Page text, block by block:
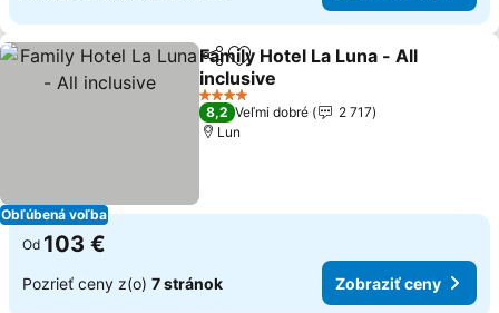
Obľúbená voľba
ZdieľaťPridať do obľúbených
Family Hotel La Luna - All
inclusive
4 Počet hviezdičiek
8,2 Veľmi dobré
2 717
Lun
Od 103 €
Pozrieť ceny z(o) 7 stránok Zobraziť ceny